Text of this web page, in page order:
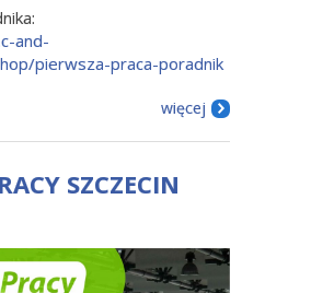
and-
pierwsza-praca-poradnik
więcej
SZCZECIN